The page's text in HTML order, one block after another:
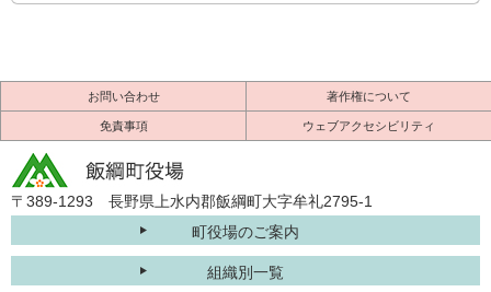
お問い合わせ 著作権について
免責事項 ウェブアクセシビリティ
〒389-1293 長野県上水内郡飯綱町大字牟礼2795-1
町役場のご案内
組織別一覧